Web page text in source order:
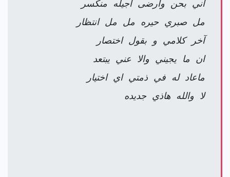
اني بحن وارضى اجيله منكسر
مل صبري حيره مل مل انتظار
آخر كلامي و بقول اختصار
ان ما يجيني والا عني يبتعد
ماعاد له في ذمتي اي اختيار
لا والله هاذي جديده